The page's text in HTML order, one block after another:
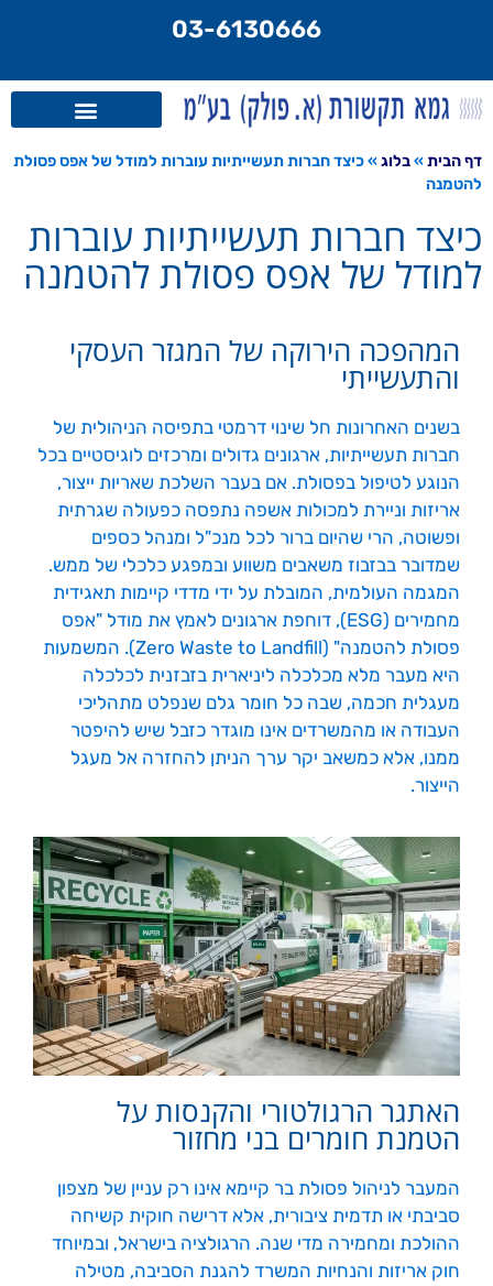
03-6130666
דף הבית»בלוג»כיצד חברות תעשייתיות עוברות למודל של אפס פסולת
להטמנה
כיצד חברות תעשייתיות עוברות
למודל של אפס פסולת להטמנה
המהפכה הירוקה של המגזר העסקי
והתעשייתי
בשנים האחרונות חל שינוי דרמטי בתפיסה הניהולית של
חברות תעשייתיות, ארגונים גדולים ומרכזים לוגיסטיים בכל
הנוגע לטיפול בפסולת. אם בעבר השלכת שאריות ייצור,
אריזות וניירת למכולות אשפה נתפסה כפעולה שגרתית
ופשוטה, הרי שהיום ברור לכל מנכ"ל ומנהל כספים
שמדובר בבזבוז משאבים משווע ובמפגע כלכלי של ממש.
המגמה העולמית, המובלת על ידי מדדי קיימות תאגידית
מחמירים (ESG), דוחפת ארגונים לאמץ את מודל "אפס
פסולת להטמנה" (Zero Waste to Landfill). המשמעות
היא מעבר מלא מכלכלה ליניארית בזבזנית לכלכלה
מעגלית חכמה, שבה כל חומר גלם שנפלט מתהליכי
העבודה או מהמשרדים אינו מוגדר כזבל שיש להיפטר
ממנו, אלא כמשאב יקר ערך הניתן להחזרה אל מעגל
הייצור.
האתגר הרגולטורי והקנסות על
הטמנת חומרים בני מחזור
המעבר לניהול פסולת בר קיימא אינו רק עניין של מצפון
סביבתי או תדמית ציבורית, אלא דרישה חוקית קשיחה
ההולכת ומחמירה מדי שנה. הרגולציה בישראל, ובמיוחד
חוק אריזות והנחיות המשרד להגנת הסביבה, מטילה